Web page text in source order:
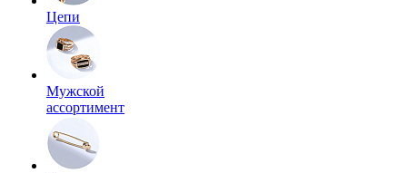
Цепи
Мужской
ассортимент